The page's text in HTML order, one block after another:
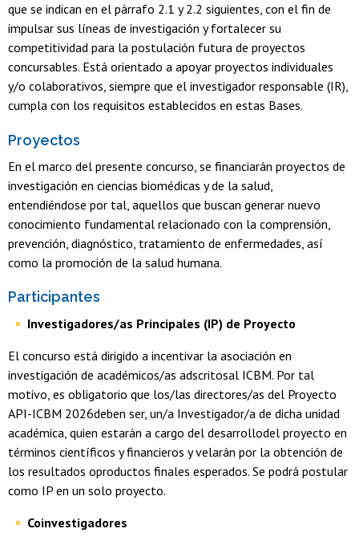
que se indican en el párrafo 2.1 y 2.2 siguientes, con el fin de
impulsar sus líneas de investigación y fortalecer su
competitividad para la postulación futura de proyectos
concursables. Está orientado a apoyar proyectos individuales
y/o colaborativos, siempre que el investigador responsable (IR),
cumpla con los requisitos establecidos en estas Bases.
Proyectos
En el marco del presente concurso, se financiarán proyectos de
investigación en ciencias biomédicas y de la salud,
entendiéndose por tal, aquellos que buscan generar nuevo
conocimiento fundamental relacionado con la comprensión,
prevención, diagnóstico, tratamiento de enfermedades, así
como la promoción de la salud humana.
Participantes
Investigadores/as Principales (IP) de Proyecto
El concurso está dirigido a incentivar la asociación en
investigación de académicos/as adscritosal ICBM. Por tal
motivo, es obligatorio que los/las directores/as del Proyecto
API-ICBM 2026deben ser, un/a Investigador/a de dicha unidad
académica, quien estarán a cargo del desarrollodel proyecto en
términos científicos y financieros y velarán por la obtención de
los resultados oproductos finales esperados. Se podrá postular
como IP en un solo proyecto.
Coinvestigadores